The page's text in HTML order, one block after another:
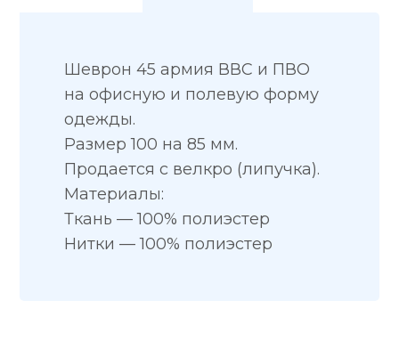
Шеврон 45 армия ВВС и ПВО
на офисную и полевую форму
одежды.
Размер 100 на 85 мм.
Продается с велкро (липучка).
Материалы:
Ткань — 100% полиэстер
Нитки — 100% полиэстер